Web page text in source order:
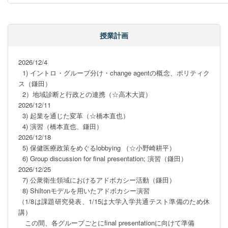
授業計画
2026/12/4
ス（鎌田）
2026/12/11
2026/12/18
2026/12/25
（1/8は課題研究発表、1/15は大学入学共通テスト準備のため休
講）
この間、各グループごとにfinal presentationに向けて準備